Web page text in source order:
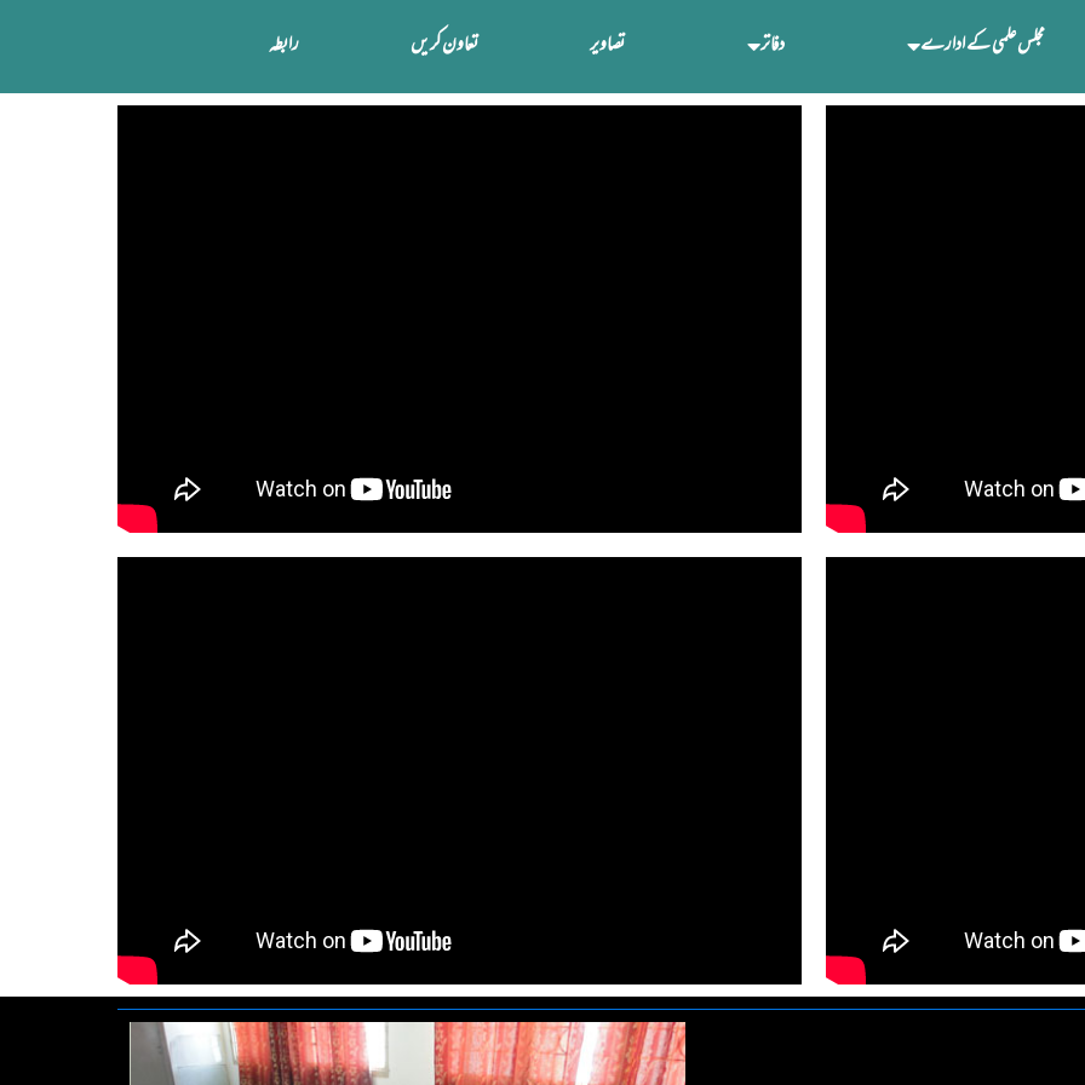
مجلس علمی کے ادارے دفاتر تصاویر تعاون کریں رابطہ